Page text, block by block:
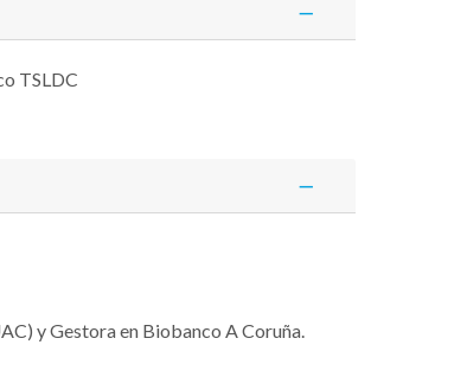
TSLDC
y Gestora en Biobanco A Coruña.